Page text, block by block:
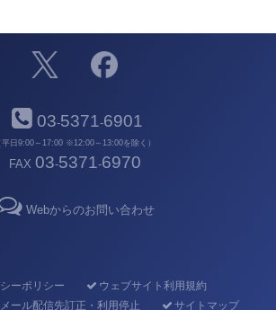
03-5371-6901
平日9:00～17:00 ※12:00～13:00を除く）
FAX 03-5371-6970
Webからのお問い合わせ
ーポリシー
ウェブサイト利用規約
ール配信先訂正・利用停止
サイトマップ